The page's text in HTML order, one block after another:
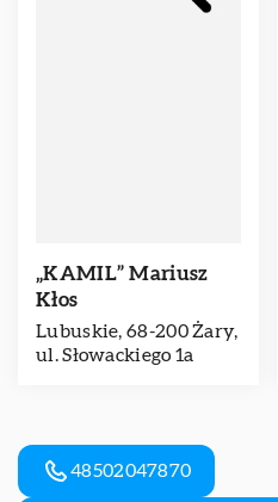
„KAMIL” Mariusz
Kłos
Lubuskie, 68-200 Żary,
ul. Słowackiego 1a
48502047870